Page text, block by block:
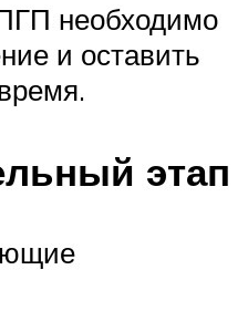
необходимо
и оставить
этап